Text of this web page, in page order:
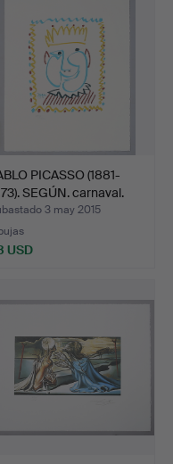
PICASSO (1881-
SEGÚN. carnaval.
3 may 2015
USD